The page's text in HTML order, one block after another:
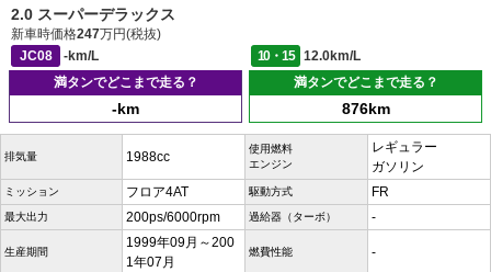
2.0 スーパーデラックス
新車時価格247万円(税抜)
JC08
-km/L 10・15
12.0km/L
満タンでどこまで走る？
-km
満タンでどこまで走る？
876km
排気量 1988cc
使用燃料
エンジン
レギュラー
ガソリン
ミッション フロア4AT 駆動方式 FR
最大出力 200ps/6000rpm 過給器（ターボ） -
生産期間
1999年09月～200
1年07月
燃費性能 -